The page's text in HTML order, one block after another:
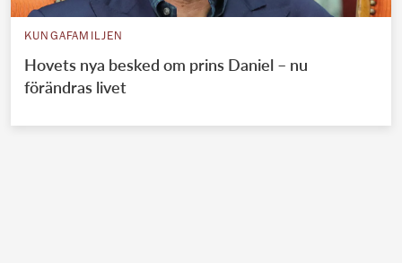
KUNGAFAMILJEN
Hovets nya besked om prins Daniel – nu
förändras livet